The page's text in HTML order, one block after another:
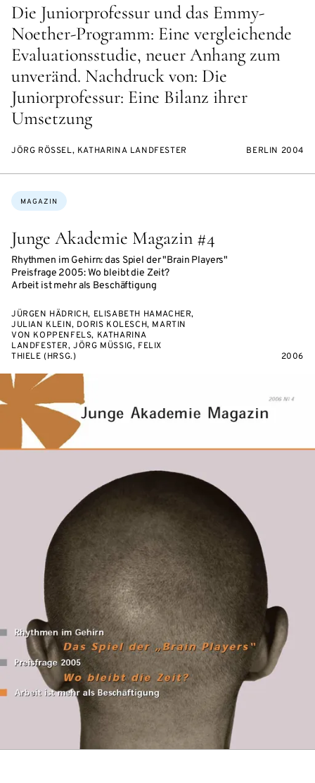
Die Juniorprofessur und das Emmy-
Noether-Programm: Eine vergleichende
Evaluationsstudie, neuer Anhang zum
unveränd. Nachdruck von: Die
Juniorprofessur: Eine Bilanz ihrer
Umsetzung
JÖRG RÖSSEL, KATHARINA LANDFESTER BERLIN 2004
Junge Akademie Magazin #4
Rhythmen im Gehirn: das Spiel der "Brain Players"
Preisfrage 2005: Wo bleibt die Zeit?
Arbeit ist mehr als Beschäftigung
Themen:
MAGAZIN
JÜRGEN HÄDRICH, ELISABETH HAMACHER,
JULIAN KLEIN, DORIS KOLESCH, MARTIN
VON KOPPENFELS, KATHARINA
LANDFESTER, JÖRG MÜSSIG, FELIX
THIELE (HRSG.)
2006